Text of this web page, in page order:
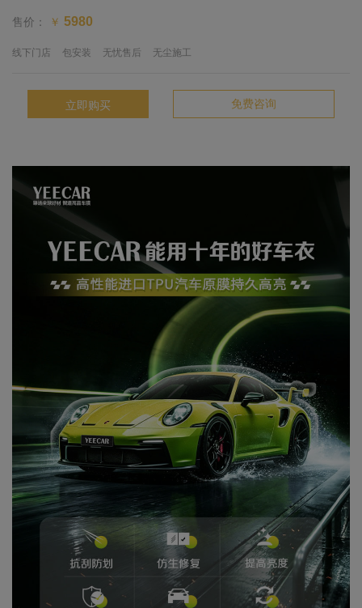
售价： ￥ 5980
线下门店 包安装 无忧售后 无尘施工
立即购买 免费咨询